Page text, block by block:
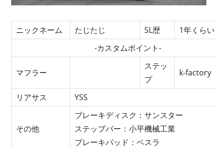
ニックネーム たじたじ SL歴
1年くらい
-カスタムポイント-
マフラー
ステッ
プ
k-factory
リアサス YSS
その他
ブレーキディスク：サンスター
ステップバー：小平機械工業
ブレーキパッド：ベスラ